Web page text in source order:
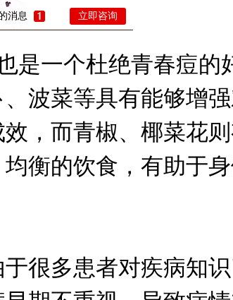
一个杜绝青春痘的
波菜等具有能够增
，而青椒、椰菜花
衡的饮食，有助于
多患者对疾病知识
消息 立即咨询